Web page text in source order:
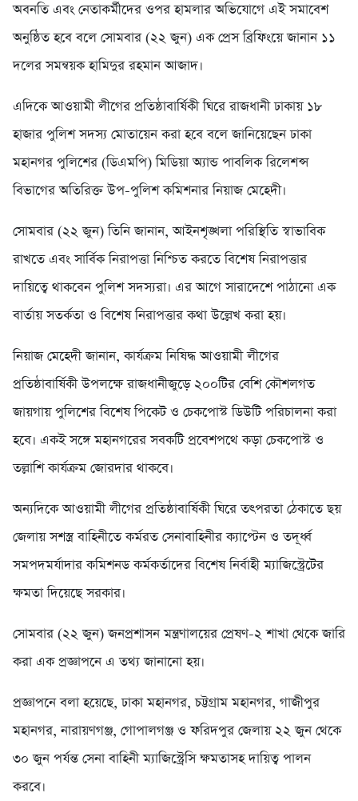
অবনতি এবং নেতাকর্মীদের ওপর হামলার অভিযোগে এই সমাবেশ
অনুষ্ঠিত হবে বলে সোমবার (২২ জুন) এক প্রেস ব্রিফিংয়ে জানান ১১
দলের সমন্বয়ক হামিদুর রহমান আজাদ।
এদিকে আওয়ামী লীগের প্রতিষ্ঠাবার্ষিকী ঘিরে রাজধানী ঢাকায় ১৮
হাজার পুলিশ সদস্য মোতায়েন করা হবে বলে জানিয়েছেন ঢাকা
মহানগর পুলিশের (ডিএমপি) মিডিয়া অ্যান্ড পাবলিক রিলেশন্স
বিভাগের অতিরিক্ত উপ-পুলিশ কমিশনার নিয়াজ মেহেদী।
সোমবার (২২ জুন) তিনি জানান, আইনশৃঙ্খলা পরিস্থিতি স্বাভাবিক
রাখতে এবং সার্বিক নিরাপত্তা নিশ্চিত করতে বিশেষ নিরাপত্তার
দায়িত্বে থাকবেন পুলিশ সদস্যরা। এর আগে সারাদেশে পাঠানো এক
বার্তায় সতর্কতা ও বিশেষ নিরাপত্তার কথা উল্লেখ করা হয়।
‎নিয়াজ মেহেদী জানান, কার্যক্রম নিষিদ্ধ আওয়ামী লীগের
প্রতিষ্ঠাবার্ষিকী উপলক্ষে রাজধানীজুড়ে ২০০টির বেশি কৌশলগত
জায়গায় পুলিশের বিশেষ পিকেট ও চেকপোস্ট ডিউটি পরিচালনা করা
হবে। একই সঙ্গে মহানগরের সবকটি প্রবেশপথে কড়া চেকপোস্ট ও
তল্লাশি কার্যক্রম জোরদার থাকবে।
অন্যদিকে আওয়ামী লীগের প্রতিষ্ঠাবার্ষিকী ঘিরে তৎপরতা ঠেকাতে ছয়
জেলায় সশস্ত্র বাহিনীতে কর্মরত সেনাবাহিনীর ক্যাপ্টেন ও তদূর্ধ্ব
সমপদমর্যাদার কমিশনড কর্মকর্তাদের বিশেষ নির্বাহী ম্যাজিস্ট্রেটের
ক্ষমতা দিয়েছে সরকার।
সোমবার (২২ জুন) জনপ্রশাসন মন্ত্রণালয়ের প্রেষণ-২ শাখা থেকে জারি
করা এক প্রজ্ঞাপনে এ তথ্য জানানো হয়।
প্রজ্ঞাপনে বলা হয়েছে, ঢাকা মহানগর, চট্টগ্রাম মহানগর, গাজীপুর
মহানগর, নারায়ণগঞ্জ, গোপালগঞ্জ ও ফরিদপুর জেলায় ২২ জুন থেকে
৩০ জুন পর্যন্ত সেনা বাহিনী ম্যাজিস্ট্রেসি ক্ষমতাসহ দায়িত্ব পালন
করবে।